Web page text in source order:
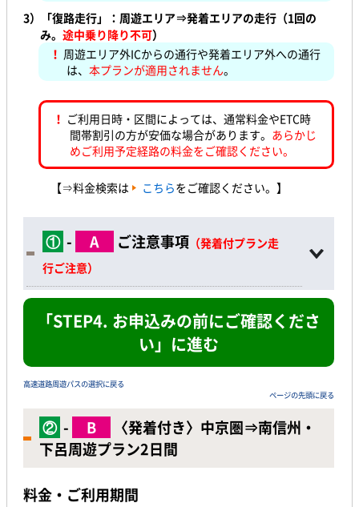
3）
「復路走行」：周遊エリア⇒発着エリアの走行（1回の
み。 途中乗り降り不可）
！ 周遊エリア外ICからの通行や発着エリア外への通行
は、 本プランが適用されません。
！ ご利用日時・区間によっては、通常料金やETC時
間帯割引の方が安価な場合があります。 あらかじ
めご利用予定経路の料金をご確認ください。
【⇒料金検索は こちらをご確認ください。】
① - A ご注意事項 （発着付プラン走
行ご注意）
「STEP4. お申込みの前にご確認くださ
い」に進む
高速道路周遊パスの選択に戻る
ページの先頭に戻る
② - B 〈発着付き〉中京圏⇒南信州・
下呂周遊プラン2日間
料金・ご利用期間